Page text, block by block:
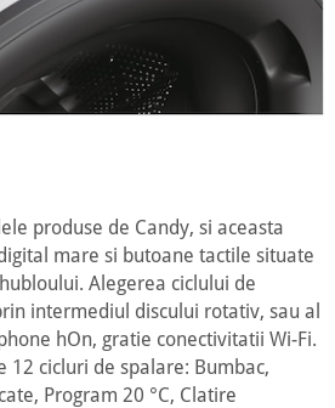
produse de Candy, si aceasta
mare si butoane tactile situate
Alegerea ciclului de
intermediul discului rotativ, sau al
hOn, gratie conectivitatii Wi-Fi.
12 cicluri de spalare: Bumbac,
Program 20 °C, Clatire